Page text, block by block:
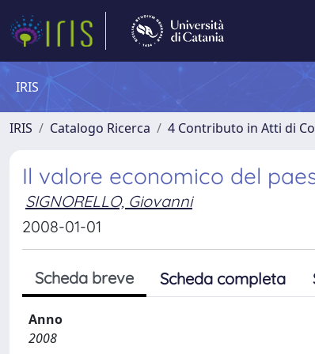
IRIS
IRIS Catalogo Ricerca 4 Contributo in Atti di
Il valore economico del
SIGNORELLO, Giovanni
2008-01-01
Scheda breve Scheda completa
Anno
2008